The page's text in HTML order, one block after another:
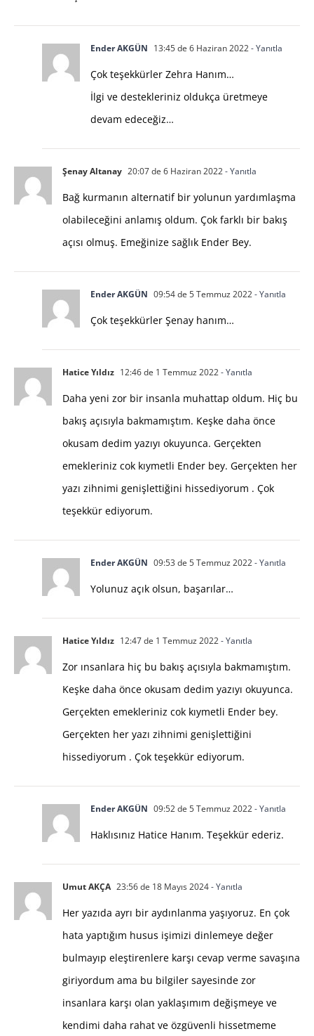
Ender AKGÜN 13:45 de 6 Haziran 2022- Yanıtla
Çok teşekkürler Zehra Hanım…
İlgi ve destekleriniz oldukça üretmeye
devam edeceğiz…
Şenay Altanay 20:07 de 6 Haziran 2022- Yanıtla
Bağ kurmanın alternatif bir yolunun yardımlaşma
olabileceğini anlamış oldum. Çok farklı bir bakış
açısı olmuş. Emeğinize sağlık Ender Bey.
Ender AKGÜN 09:54 de 5 Temmuz 2022- Yanıtla
Çok teşekkürler Şenay hanım…
Hatice Yıldız 12:46 de 1 Temmuz 2022- Yanıtla
Daha yeni zor bir insanla muhattap oldum. Hiç bu
bakış açısıyla bakmamıştım. Keşke daha önce
okusam dedim yazıyı okuyunca. Gerçekten
emekleriniz cok kıymetli Ender bey. Gerçekten her
yazı zihnimi genişlettiğini hissediyorum . Çok
teşekkür ediyorum.
Ender AKGÜN 09:53 de 5 Temmuz 2022- Yanıtla
Yolunuz açık olsun, başarılar…
Hatice Yıldız 12:47 de 1 Temmuz 2022- Yanıtla
Zor ınsanlara hiç bu bakış açısıyla bakmamıştım.
Keşke daha önce okusam dedim yazıyı okuyunca.
Gerçekten emekleriniz cok kıymetli Ender bey.
Gerçekten her yazı zihnimi genişlettiğini
hissediyorum . Çok teşekkür ediyorum.
Ender AKGÜN 09:52 de 5 Temmuz 2022- Yanıtla
Haklısınız Hatice Hanım. Teşekkür ederiz.
Umut AKÇA 23:56 de 18 Mayıs 2024- Yanıtla
Her yazıda ayrı bir aydınlanma yaşıyoruz. En çok
hata yaptığım husus işimizi dinlemeye değer
bulmayıp eleştirenlere karşı cevap verme savaşına
giriyordum ama bu bilgiler sayesinde zor
insanlara karşı olan yaklaşımım değişmeye ve
kendimi daha rahat ve özgüvenli hissetmeme